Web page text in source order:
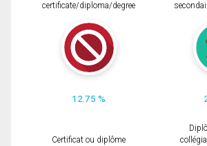
certificate/diploma/degree
12.75 %
Certificat ou diplôme